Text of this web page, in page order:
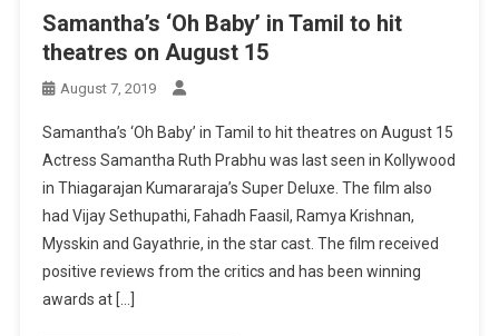
Samantha’s ‘Oh Baby’ in Tamil to hit
theatres on August 15
August 7, 2019
Samantha’s ‘Oh Baby’ in Tamil to hit theatres on August 15
Actress Samantha Ruth Prabhu was last seen in Kollywood
in Thiagarajan Kumararaja’s Super Deluxe. The film also
had Vijay Sethupathi, Fahadh Faasil, Ramya Krishnan,
Mysskin and Gayathrie, in the star cast. The film received
positive reviews from the critics and has been winning
awards at […]